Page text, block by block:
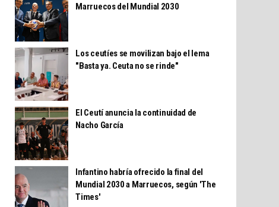
Marruecos del Mundial 2030
Los ceutíes se movilizan bajo el lema
"Basta ya. Ceuta no se rinde"
El Ceutí anuncia la continuidad de
Nacho García
Infantino habría ofrecido la final del
Mundial 2030 a Marruecos, según 'The
Times'